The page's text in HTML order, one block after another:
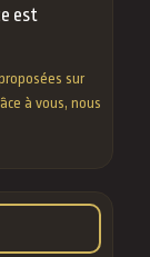
est
sur
à vous, nous